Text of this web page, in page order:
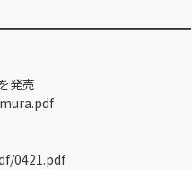
発売
0421.pdf